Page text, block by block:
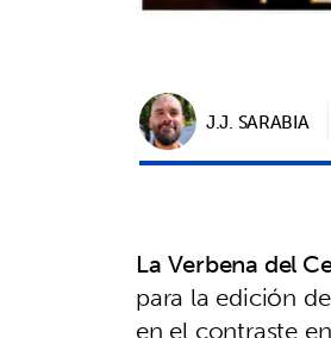
J.J. SARABIA
LaVerbena del
para la edición